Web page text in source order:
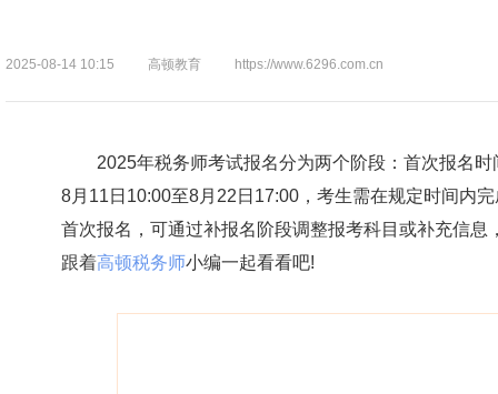
2025-08-14 10:15 高顿教育 https://www.6296.com.cn
2025年税务师考试报名分为两个阶段：首次报名时
8月11日10:00至8月22日17:00，考生需在规定时间内
首次报名，可通过补报名阶段调整报考科目或补充信
跟着高顿税务师小编一起看看吧!